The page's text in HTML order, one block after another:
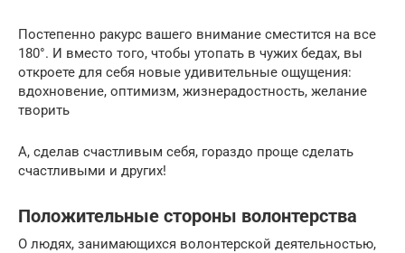
Постепенно ракурс вашего внимание сместится на все
180°. И вместо того, чтобы утопать в чужих бедах, вы
откроете для себя новые удивительные ощущения:
вдохновение, оптимизм, жизнерадостность, желание
творить
А, сделав счастливым себя, гораздо проще сделать
счастливыми и других!
Положительные стороны волонтерства
О людях, занимающихся волонтерской деятельностью,